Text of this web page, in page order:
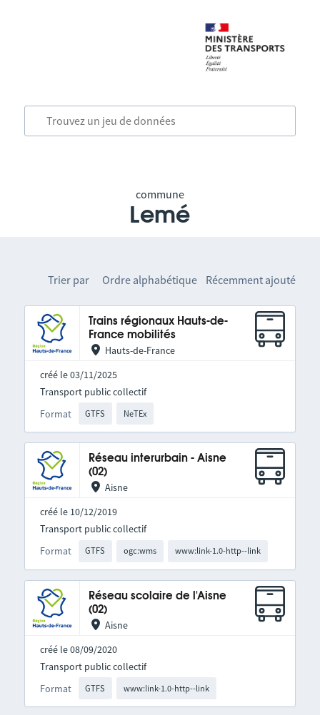
commune
Lemé
Trier par Ordre alphabétique Récemment ajouté
Trains régionaux Hauts-de-
France mobilités
Hauts-de-France
créé le 03/11/2025
Format GTFS NeTEx
Transport public collectif
Réseau interurbain - Aisne
(02)
Aisne
créé le 10/12/2019
Format GTFS ogc:wms www:link-1.0-http--link
Transport public collectif
Réseau scolaire de l'Aisne
(02)
Aisne
créé le 08/09/2020
Format GTFS www:link-1.0-http--link
Transport public collectif